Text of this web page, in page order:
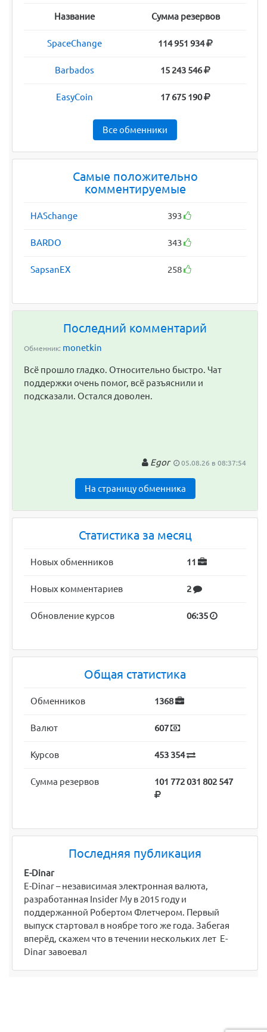
Название Сумма резервов
SpaceChange 114 951 934
Barbados 15 243 546
EasyCoin 17 675 190
Все обменники
Самые положительно
комментируемые
HASchange 393
BARDO 343
SapsanEX 258
Последний комментарий
Обменник: monetkin
Всё прошло гладко. Относительно быстро. Чат
поддержки очень помог, всё разъяснили и
подсказали. Остался доволен.
Egor 05.08.26 в 08:37:54
На страницу обменника
Статистика за месяц
Новых обменников 11
Новых комментариев 2
Обновление курсов 06:35
Общая статистика
Обменников 1368
Валют 607
Курсов 453 354
Сумма резервов 101 772 031 802 547
Последняя публикация
E-Dinar
E-Dinar – независимая электронная валюта,
разработанная Insider My в 2015 году и
поддержанной Робертом Флетчером. Первый
выпуск стартовал в ноябре того же года. Забегая
вперёд, скажем что в течении нескольких лет E-
Dinar завоевал